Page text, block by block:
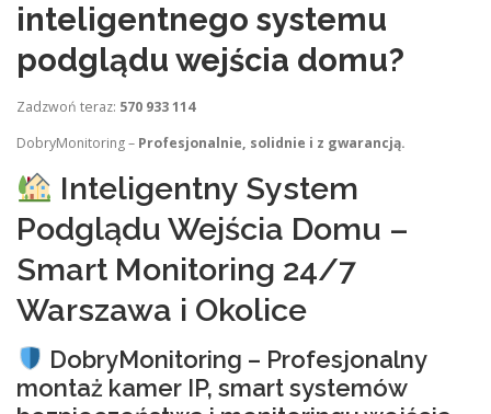
inteligentnego systemu
podglądu wejścia domu?
Zadzwoń teraz: 570 933 114
DobryMonitoring – Profesjonalnie, solidnie i z gwarancją.
Inteligentny System
Podglądu Wejścia Domu –
Smart Monitoring 24/7
Warszawa i Okolice
DobryMonitoring – Profesjonalny
montaż kamer IP, smart systemów